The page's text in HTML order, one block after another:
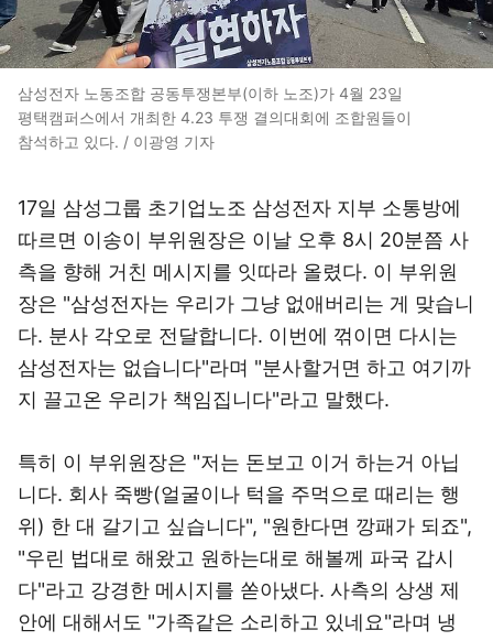
삼성전자 노동조합 공동투쟁본부(이하 노조)가 4월 23일
평택캠퍼스에서 개최한 4.23 투쟁 결의대회에 조합원들이
참석하고 있다. / 이광영 기자
17일 삼성그룹 초기업노조 삼성전자 지부 소통방에
따르면 이송이 부위원장은 이날 오후 8시 20분쯤 사
측을 향해 거친 메시지를 잇따라 올렸다. 이 부위원
장은 "삼성전자는 우리가 그냥 없애버리는 게 맞습니
다. 분사 각오로 전달합니다. 이번에 꺾이면 다시는
삼성전자는 없습니다"라며 "분사할거면 하고 여기까
지 끌고온 우리가 책임집니다"라고 말했다.
특히 이 부위원장은 "저는 돈보고 이거 하는거 아닙
니다. 회사 죽빵(얼굴이나 턱을 주먹으로 때리는 행
위) 한 대 갈기고 싶습니다", "원한다면 깡패가 되죠",
"우린 법대로 해왔고 원하는대로 해볼께 파국 갑시
다"라고 강경한 메시지를 쏟아냈다. 사측의 상생 제
안에 대해서도 "가족같은 소리하고 있네요"라며 냉